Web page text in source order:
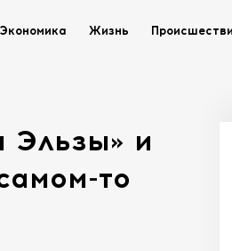
Экономика Жизнь
Эльзы» и
то